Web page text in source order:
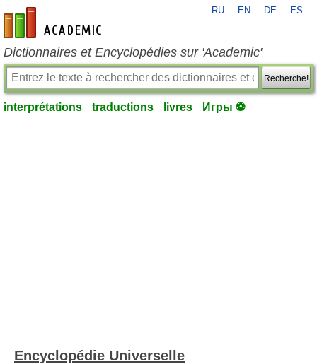
fr-academic.com
RU EN DE ES
Dictionnaires et Encyclopédies sur 'Academic'
Recherche!
interprétations traductions livres Игры ⚽
Encyclopédie Universelle